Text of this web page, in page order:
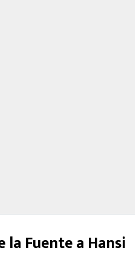
la Fuente a Hansi